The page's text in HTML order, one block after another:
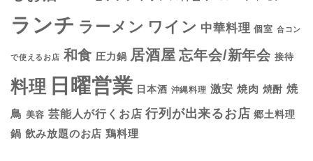
ランチ ラーメン ワイン 中華料理 個室 合コン
で使えるお店 和食 圧力鍋 居酒屋 忘年会/新年会 接待
料理 日曜営業 日本酒 沖縄料理 激安 焼肉 焼酎 焼
鳥 美容 芸能人が行くお店 行列が出来るお店 郷土料理
鍋 飲み放題のお店 鶏料理